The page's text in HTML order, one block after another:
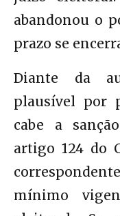
abandonou o
prazo se
Diante da
plausível por
cabe a
artigo 124 do
mínimo